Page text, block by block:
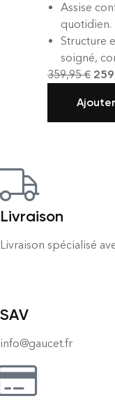
Assise
quotidien.
Structure
soigné,
359,95€
Livraison
Livraison spécialisé
SAV
info@gaucet.fr